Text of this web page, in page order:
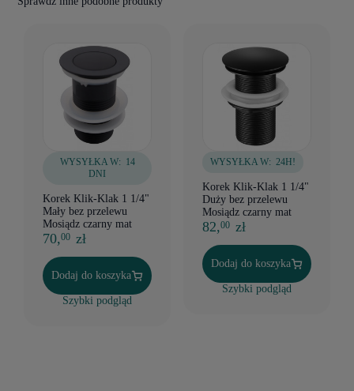
WYSYŁKA W: 14
DNI
Korek Klik-Klak 1 1/4"
Mały bez przelewu
Mosiądz czarny mat
70,00 zł
Dodaj do koszyka
Szybki podgląd
WYSYŁKA W: 24H!
Korek Klik-Klak 1 1/4"
Duży bez przelewu
Mosiądz czarny mat
82,00 zł
Dodaj do koszyka
Szybki podgląd